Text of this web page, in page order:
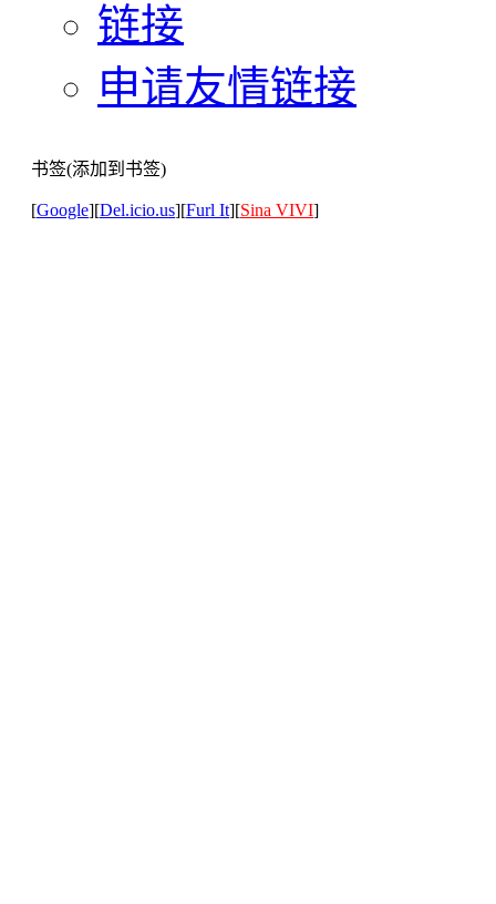
链接
申请友情链接
书签(添加到书签)
[Google][Del.icio.us][Furl It][Sina VIVI]